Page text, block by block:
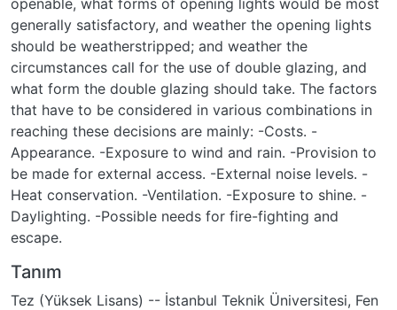
Tanım
Tez (Yüksek Lisans) -- İstanbul Teknik Üniversitesi, Fen